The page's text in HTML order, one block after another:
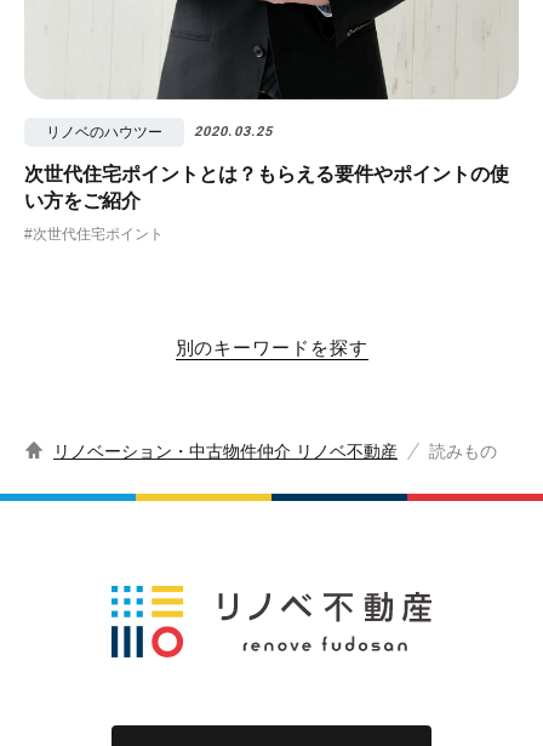
リノベのハウツー 2020.03.25
次世代住宅ポイントとは？もらえる要件やポイントの使
い方をご紹介
#次世代住宅ポイント
別のキーワードを探す
リノベーション・中古物件仲介 リノベ不動産 読みもの